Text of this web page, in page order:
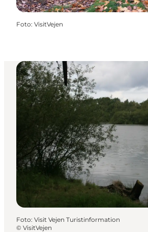
Foto: VisitVejen
Foto: Visit Vejen Turistinformation
© VisitVejen